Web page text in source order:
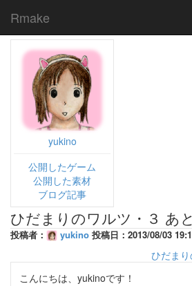
Rmake
yukino
公開したゲーム
公開した素材
ブログ記事
ひだまりのワルツ・３ あ
投稿者： yukino 投稿日：2013/08/03
ひだま
こんにちは、yukinoです！